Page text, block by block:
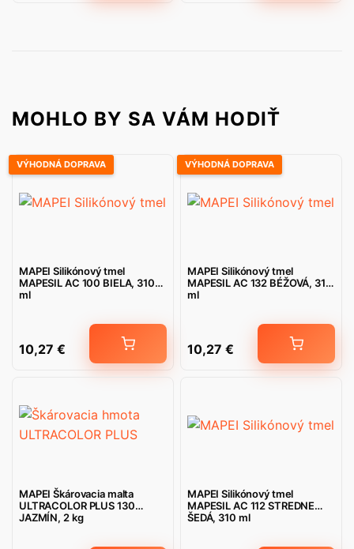
MOHLO BY SA VÁM HODIŤ
VÝHODNÁ DOPRAVA
MAPEI Silikónový tmel
MAPESIL AC 100 BIELA, 310
ml
10,27 €
VÝHODNÁ DOPRAVA
MAPEI Silikónový tmel
MAPESIL AC 132 BÉŽOVÁ, 310
ml
10,27 €
MAPEI Škárovacia malta
ULTRACOLOR PLUS 130
JAZMÍN, 2 kg
MAPEI Silikónový tmel
MAPESIL AC 112 STREDNE
ŠEDÁ, 310 ml